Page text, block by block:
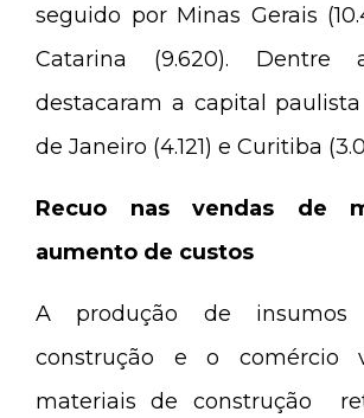
seguido por Minas Gerais
Catarina (9.620). Dentre
destacaram a capital paulista
de Janeiro (4.121) e Curitiba
Recuo nas vendas de
aumento de custos
A produção de insumos
construção e o comércio
materiais de construção